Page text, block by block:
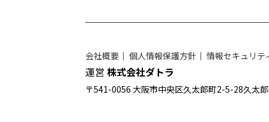
会社概要 ｜ 個人情報保護方針 ｜ 情報セキュリテ
運営 株式会社ダトラ
〒541-0056 大阪市中央区久太郎町2-5-28久太